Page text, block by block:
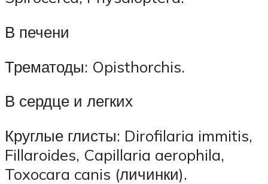
В печени
Трематоды: Opisthorchis.
В сердце и легких
Круглые глисты: Dirofilaria immitis,
Fillaroides, Capillaria aerophila,
Toxocara canis (личинки).